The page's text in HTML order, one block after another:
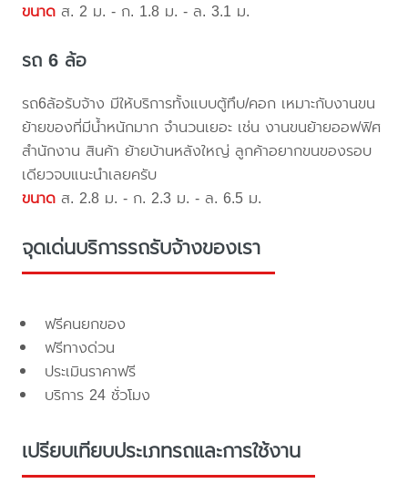
ขนาด ส. 2 ม. - ก. 1.8 ม. - ล. 3.1 ม.
รถ 6 ล้อ
รถ6ล้อรับจ้าง มีให้บริการทั้งแบบตู้ทึบ/คอก เหมาะกับงานขน
ย้ายของที่มีน้ำหนักมาก จำนวนเยอะ เช่น งานขนย้ายออฟฟิศ
สำนักงาน สินค้า ย้ายบ้านหลังใหญ่ ลูกค้าอยากขนของรอบ
เดียวจบแนะนำเลยครับ
ขนาด ส. 2.8 ม. - ก. 2.3 ม. - ล. 6.5 ม.
จุดเด่นบริการรถรับจ้างของเรา
ฟรีคนยกของ
ฟรีทางด่วน
ประเมินราคาฟรี
บริการ 24 ชั่วโมง
เปรียบเทียบประเภทรถและการใช้งาน